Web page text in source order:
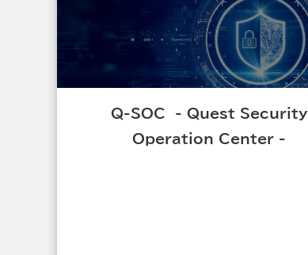
Q-SOC - Quest Security
Operation Center -